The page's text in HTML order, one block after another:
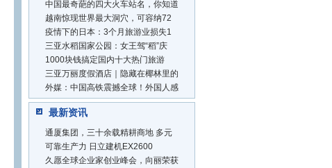
中国最奇葩的四大火车站名，你知道
越南惊现世界最大洞穴，可容纳72
疫情下的日本：3个月旅游业损失1
三亚水稻国家公园：女王驾“稻”庆
1000块钱搞定国内十大热门旅游
三亚万丽度假酒店｜隐藏在椰林里的
外媒：中国高铁震撼全球！外国人感
最新资讯
通厦集团，三十余载精耕商地 多元
可靠生产力 日立建机EX2600
久愿全球企业家创业峰会，向丽荣获